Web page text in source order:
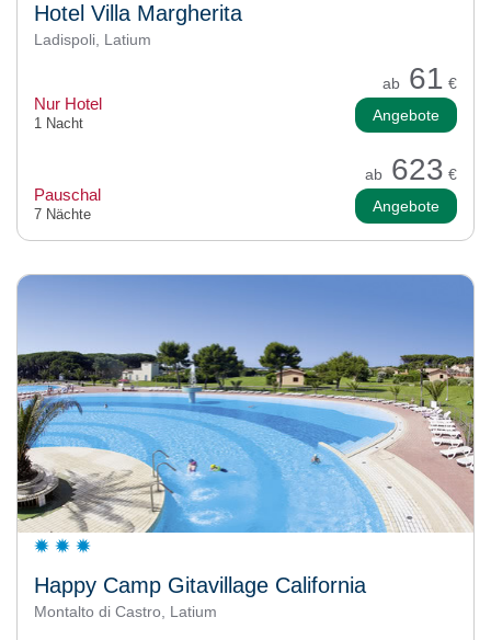
Hotel Villa Margherita
Ladispoli, Latium
ab 61 €
Nur Hotel
1 Nacht Angebote
ab 623 €
Pauschal
7 Nächte Angebote
Happy Camp Gitavillage California
Montalto di Castro, Latium